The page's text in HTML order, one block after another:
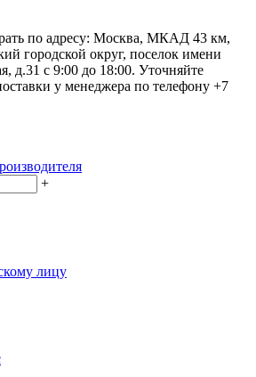
по адресу: Москва, МКАД 43 км,
городской округ, поселок имени
д.31 с 9:00 до 18:00. Уточняйте
у менеджера по телефону +7
+
лицу